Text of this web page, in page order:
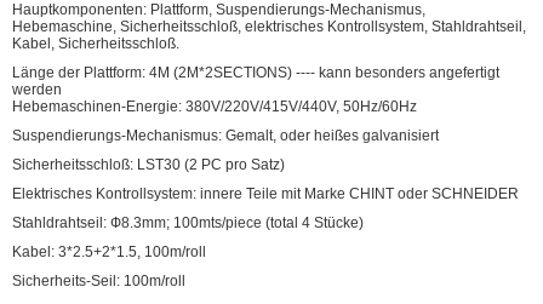
Hauptkomponenten: Plattform, Suspendierungs-Mechanismus,
Hebemaschine, Sicherheitsschloß, elektrisches Kontrollsystem, Stahldrahtseil,
Kabel, Sicherheitsschloß.
Länge der Plattform: 4M (2M*2SECTIONS) ---- kann besonders angefertigt
werden
Hebemaschinen-Energie: 380V/220V/415V/440V, 50Hz/60Hz
Suspendierungs-Mechanismus: Gemalt, oder heißes galvanisiert
Sicherheitsschloß: LST30 (2 PC pro Satz)
Elektrisches Kontrollsystem: innere Teile mit Marke CHINT oder SCHNEIDER
Stahldrahtseil: Ф8.3mm; 100mts/piece (total 4 Stücke)
Kabel: 3*2.5+2*1.5, 100m/roll
Sicherheits-Seil: 100m/roll